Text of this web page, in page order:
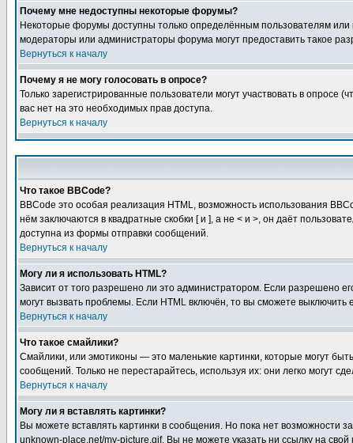
Почему мне недоступны некоторые форумы?
Некоторые форумы доступны только определённым пользователям или
модераторы или администраторы форума могут предоставить такое
Вернуться к началу
Почему я не могу голосовать в опросе?
Только зарегистрированные пользователи могут участвовать в опросе
вас нет на это необходимых прав доступа.
Вернуться к началу
Что такое BBCode?
BBCode это особая реализация HTML, возможность использования
нём заключаются в квадратные скобки [ и ], а не < и >, он даёт
доступна из формы отправки сообщений.
Вернуться к началу
Могу ли я использовать HTML?
Зависит от того разрешено ли это администратором. Если разрешено
могут вызвать проблемы. Если HTML включён, то вы сможете
Вернуться к началу
Что такое смайлики?
Смайлики, или эмотиконы — это маленькие картинки, которые могут
сообщений. Только не перестарайтесь, используя их: они легко могут
Вернуться к началу
Могу ли я вставлять картинки?
Вы можете вставлять картинки в сообщения. Но пока нет возможности
unknown-place.net/my-picture.gif. Вы не можете указать ни ссылку на